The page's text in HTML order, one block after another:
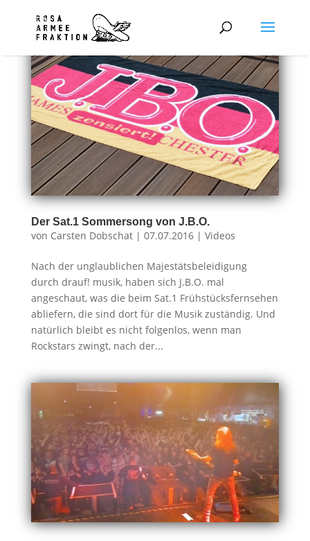
Der Sat.1 Sommersong von J.B.O.
von Carsten Dobschat| 07.07.2016| Videos
Nach der unglaublichen Majestätsbeleidigung
durch drauf! musik, haben sich J.B.O. mal
angeschaut, was die beim Sat.1 Frühstücksfernsehen
abliefern, die sind dort für die Musik zuständig. Und
natürlich bleibt es nicht folgenlos, wenn man
Rockstars zwingt, nach der...